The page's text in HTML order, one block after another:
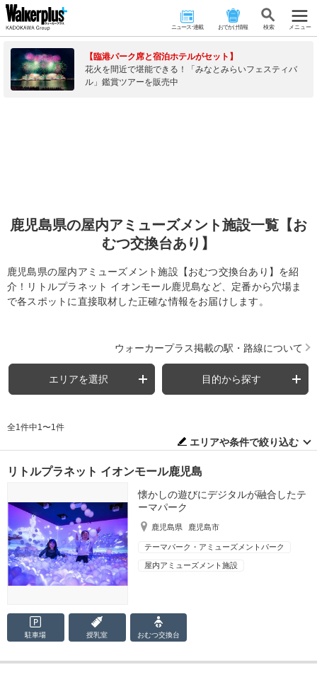
ニュース･連載 おでかけ情報 検 索 メニュー
【臨港パーク席と宿泊ホテルがセット】
花火を間近で堪能できる！「みなとみらいフェスティバ
ル」鑑賞ツアーを販売中
鹿児島県の屋内アミューズメント施設一覧【お
むつ交換台あり】
鹿児島県の屋内アミューズメント施設【おむつ交換台あり】を紹
介！リトルプラネット イオンモール鹿児島など、定番から穴場ま
で各スポットに直接取材した正確な情報をお届けします。
ウォーカープラス掲載の駅・路線について
エリアを選択 目的から探す
全1件中1〜1件
エリアや条件で絞り込む
リトルプラネット イオンモール鹿児島
懐かしの遊びにデジタルが融合したテ
ーマパーク
鹿児島県 鹿児島市
テーマパーク・アミューズメントパーク
屋内アミューズメント施設
駐車場 授乳室 おむつ交換台